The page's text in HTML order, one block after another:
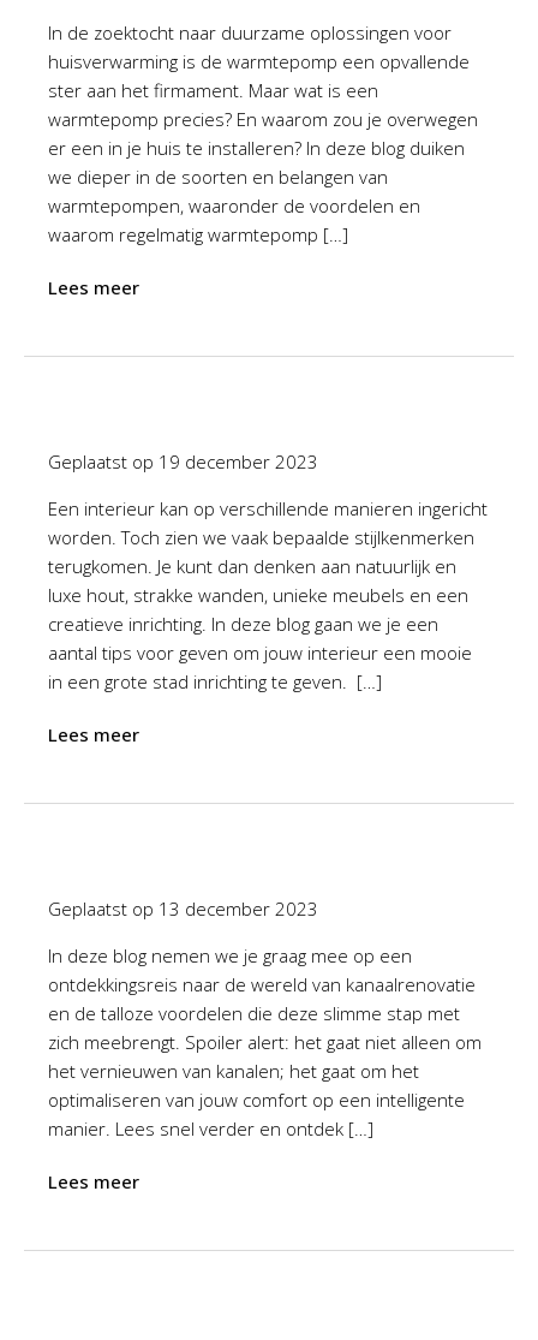
In de zoektocht naar duurzame oplossingen voor
huisverwarming is de warmtepomp een opvallende
ster aan het firmament. Maar wat is een
warmtepomp precies? En waarom zou je overwegen
er een in je huis te installeren? In deze blog duiken
we dieper in de soorten en belangen van
warmtepompen, waaronder de voordelen en
waarom regelmatig warmtepomp […]
Lees meer
Geplaatst op 19 december 2023
Een interieur kan op verschillende manieren ingericht
worden. Toch zien we vaak bepaalde stijlkenmerken
terugkomen. Je kunt dan denken aan natuurlijk en
luxe hout, strakke wanden, unieke meubels en een
creatieve inrichting. In deze blog gaan we je een
aantal tips voor geven om jouw interieur een mooie
in een grote stad inrichting te geven. […]
Lees meer
Geplaatst op 13 december 2023
In deze blog nemen we je graag mee op een
ontdekkingsreis naar de wereld van kanaalrenovatie
en de talloze voordelen die deze slimme stap met
zich meebrengt. Spoiler alert: het gaat niet alleen om
het vernieuwen van kanalen; het gaat om het
optimaliseren van jouw comfort op een intelligente
manier. Lees snel verder en ontdek […]
Lees meer